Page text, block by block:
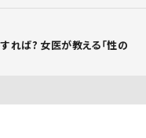
れば? 女医が教える「性の